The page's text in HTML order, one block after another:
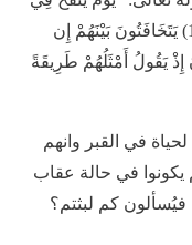
الصُّورِ ۚ وَنَحْشُرُ الْمُجْرِمِينَ يَوْمَئِذٍ زُرْقًا (102) يَتَخَافَتُونَ بَيْنَهُمْ إِن
يَقُولُونَ إِذْ يَقُولُ أَمْثَلُهُمْ طَرِيقَةً
في القبر وانهم
يكونوا في حالة عقاب
فيُسألون كم لبثتم؟